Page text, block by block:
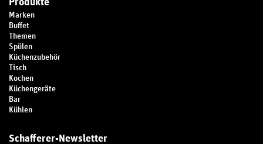
Produkte
Marken
Buffet
Themen
Spülen
Küchenzubehör
Tisch
Kochen
Küchengeräte
Bar
Kühlen
Schafferer-Newsletter